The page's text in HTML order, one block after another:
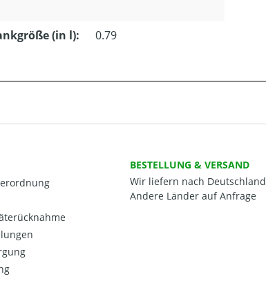
(in l): 0.79
BESTELLUNG & VERSAND
Wir liefern nach Deutschland
Andere Länder auf Anfrage